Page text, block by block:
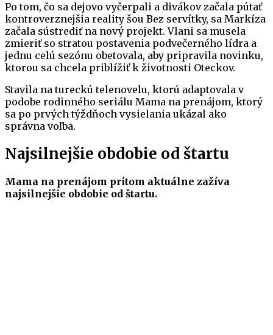
Po tom, čo sa dejovo vyčerpali a divákov začala pútať
kontroverznejšia reality šou Bez servítky, sa Markíza
začala sústrediť na nový projekt. Vlani sa musela
zmieriť so stratou postavenia podvečerného lídra a
jednu celú sezónu obetovala, aby pripravila novinku,
ktorou sa chcela priblížiť k životnosti Oteckov.
Stavila na tureckú telenovelu, ktorú adaptovala v
podobe rodinného seriálu Mama na prenájom, ktorý
sa po prvých týždňoch vysielania ukázal ako
správna voľba.
Najsilnejšie obdobie od štartu
Mama na prenájom pritom aktuálne zažíva
najsilnejšie obdobie od štartu.